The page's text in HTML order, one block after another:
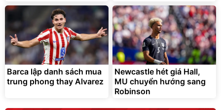
Barca lập danh sách mua
trung phong thay Alvarez
Newcastle hét giá Hall,
MU chuyển hướng sang
Robinson